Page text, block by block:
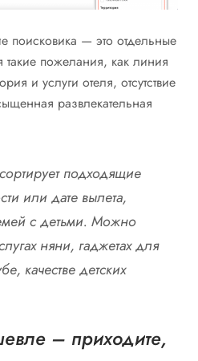
поисковика — это отдельные
такие пожелания, как линия
и услуги отеля, отсутствие
развлекательная
подходящие
или дате вылета,
с детьми. Можно
няни, гаджетах для
качестве детских
– приходите,